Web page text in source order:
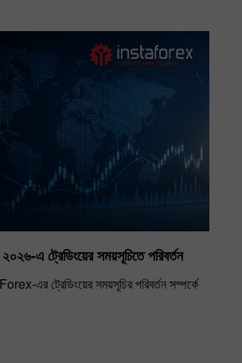
চয়েস ক্যাম্পেইন
এ ট্রেডিংয়ের সময়সূচিতে পরিবর্তন
এর ট্রেডিংয়ের সময়সূচির পরিবর্তন সম্পর্কে